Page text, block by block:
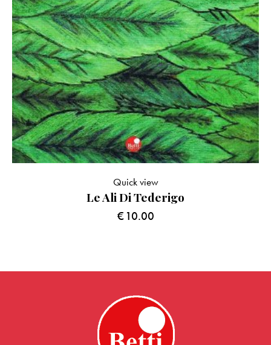
Le Ali Di Tederigo
€10.00
Quick view